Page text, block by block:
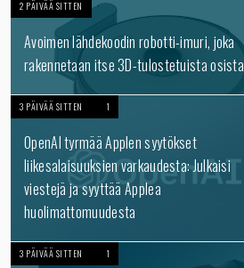
2 PÄIVÄÄ SITTEN
Avoimen lähdekoodin robotti-imuri, joka
rakennetaan itse 3D-tulostetuista osista
3 PÄIVÄÄ SITTEN 1
OpenAI tyrmää Applen syytökset
liikesalaisuuksien varkaudesta: Julkaisi
viestejä ja syyttää Applea
huolimattomuudesta
3 PÄIVÄÄ SITTEN 1